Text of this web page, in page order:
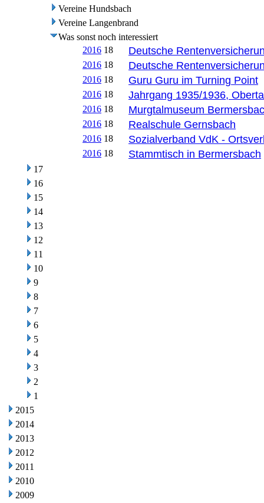
Vereine Hundsbach
Vereine Langenbrand
Was sonst noch interessiert
2016 18 Deutsche
2016 18 Deutsche
2016 18 Guru Guru im Turning Point
2016 18 Jahrgang 1935/1936,
2016 18 Murgtalmuseum
2016 18 Realschule Gernsbach
2016 18 Sozialverband VdK -
2016 18 Stammtisch in Bermersbach
17
16
15
14
13
12
11
10
9
8
7
6
5
4
3
2
1
2015
2014
2013
2012
2011
2010
2009